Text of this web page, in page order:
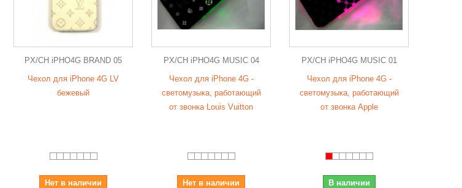
PX/CH iPHO4G BRAND 05
Чехол для iPhone 4G LV
бежевый
Нет в наличии
PX/CH iPHO4G MUSIC 04
Чехол для iPhone 4G -
светомузыка, работающий
от звонка Louis Vuitton
Нет в наличии
PX/CH iPHO4G MUSIC 01
Чехол для iPhone 4G -
светомузыка, работающий
от звонка Apple
В наличии